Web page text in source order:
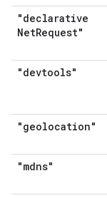
"declarative
NetRequest"
"devtools"
"geolocation"
"mdns"